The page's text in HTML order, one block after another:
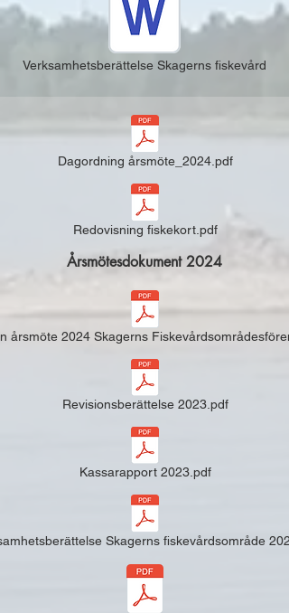
Verksamhetsberättelse Skagerns fiskevård
Dagordning årsmöte_2024.pdf
Redovisning fiskekort.pdf
Årsmötesdokument 2024
årsmöte 2024 Skagerns
Revisionsberättelse 2023.pdf
Kassarapport 2023.pdf
Skagerns fiskevårdsområde